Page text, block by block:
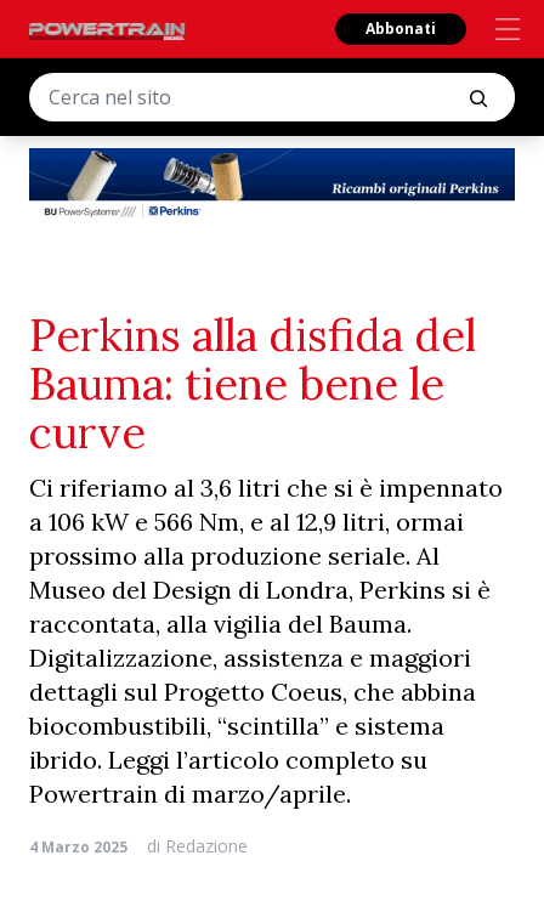
Abbonati
Perkins alla disfida del
Bauma: tiene bene le
curve
Ci riferiamo al 3,6 litri che si è impennato
a 106 kW e 566 Nm, e al 12,9 litri, ormai
prossimo alla produzione seriale. Al
Museo del Design di Londra, Perkins si è
raccontata, alla vigilia del Bauma.
Digitalizzazione, assistenza e maggiori
dettagli sul Progetto Coeus, che abbina
biocombustibili, “scintilla” e sistema
ibrido. Leggi l’articolo completo su
Powertrain di marzo/aprile.
4 Marzo 2025 di Redazione